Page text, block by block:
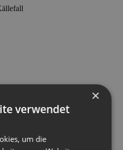
×
verwendet
um die